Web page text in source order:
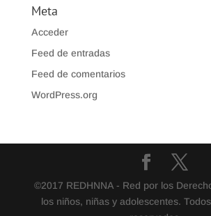
Meta
Acceder
Feed de entradas
Feed de comentarios
WordPress.org
©2017 REDHNNA - Red por los
los niños, niñas y adolescentes.